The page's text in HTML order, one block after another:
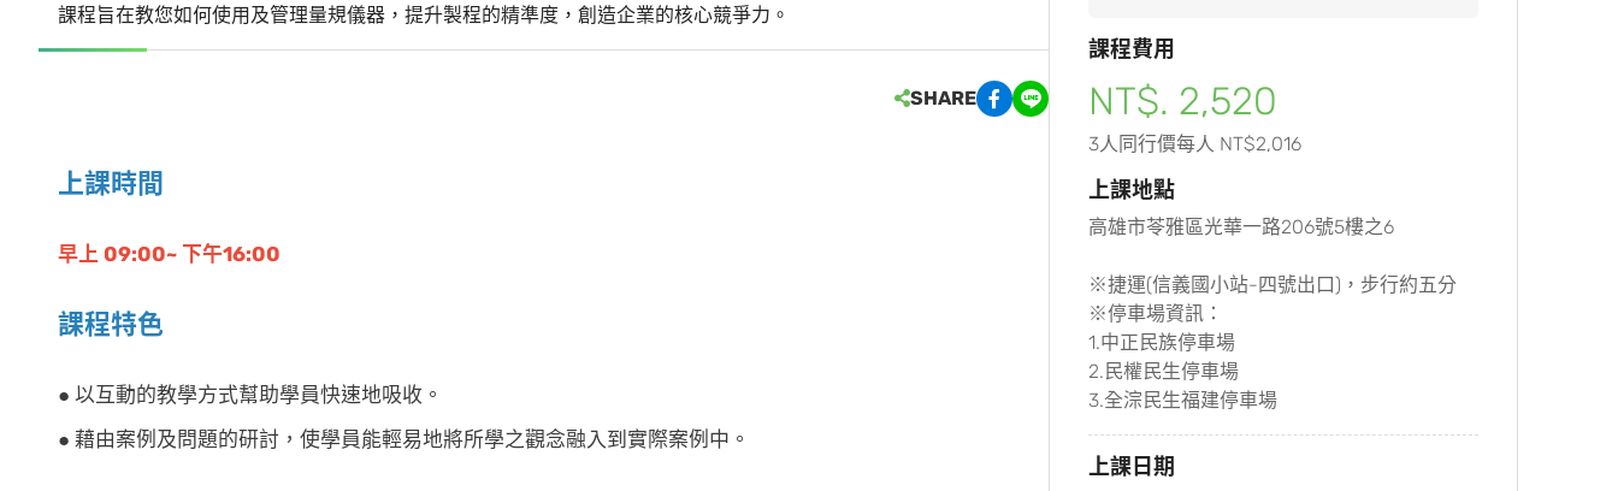
課程旨在教您如何使用及管理量規儀器，提升製程的精準度，創造企業的核心競爭力。
SHARE
上課時間
早上 09:00~ 下午16:00
課程特色
● 以互動的教學方式幫助學員快速地吸收。
● 藉由案例及問題的研討，使學員能輕易地將所學之觀念融入到實際案例中。
課程費用
NT$. 2,520
3人同行價每人 NT$2,016
上課地點
高雄市苓雅區光華一路206號5樓之6
※捷運(信義國小站-四號出口)，步行約五分
※停車場資訊：
1.中正民族停車場
2.民權民生停車場
3.全淙民生福建停車場
上課日期